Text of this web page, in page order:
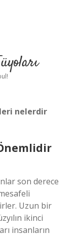
nelerdir
son derece
Uzun bir
ikinci
insanların